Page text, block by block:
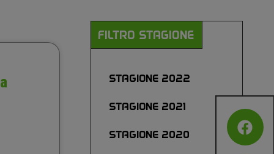
FILTRO STAGIONE
STAGIONE 2022
STAGIONE 2021
STAGIONE 2020